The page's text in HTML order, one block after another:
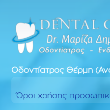
Οδοντίατρος Θέρμη
Όροι χρήσης